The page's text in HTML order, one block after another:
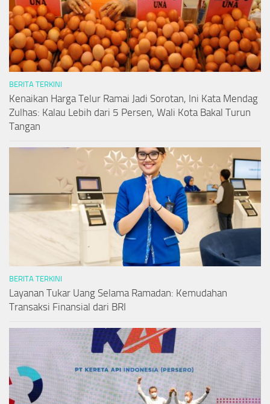
BERITA TERKINI
Kenaikan Harga Telur Ramai Jadi Sorotan, Ini Kata Mendag
Zulhas: Kalau Lebih dari 5 Persen, Wali Kota Bakal Turun
Tangan
BERITA TERKINI
Layanan Tukar Uang Selama Ramadan: Kemudahan
Transaksi Finansial dari BRI